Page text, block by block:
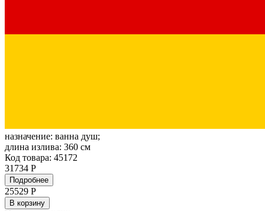
назначение: ванна душ;
длина излива: 360 см
Код товара: 45172
31734 Р
Подробнее
25529 Р
В корзину